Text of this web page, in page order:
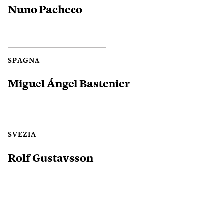
Nuno Pacheco
SPAGNA
Miguel Ángel Bastenier
SVEZIA
Rolf Gustavsson